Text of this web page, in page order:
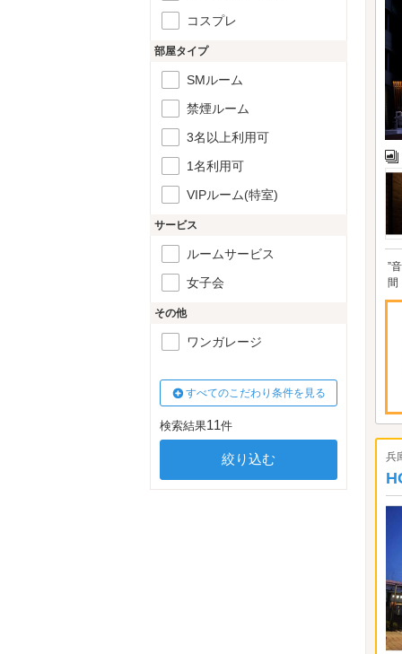
”
間
兵
コスプレ
部屋タイプ
SMルーム
禁煙ルーム
3名以上利用可
1名利用可
VIPルーム(特室)
サービス
ルームサービス
女子会
その他
ワンガレージ
すべてのこだわり条件を見る
検索結果11件